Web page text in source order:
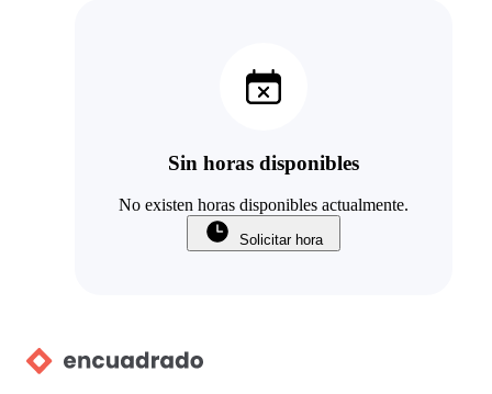
Sin horas disponibles
No existen horas disponibles actualmente.
Solicitar hora